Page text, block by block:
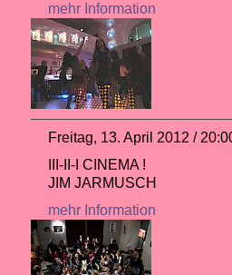
mehr Information
Freitag, 13. April 2012 /
III-II-I CINEMA !
JIM JARMUSCH
mehr Information